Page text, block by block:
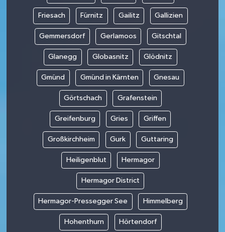
Friesach Fürnitz Gailitz Gallizien
Gemmersdorf Gerlamoos Gitschtal
Glanegg Globasnitz Glödnitz
Gmünd Gmünd in Kärnten Gnesau
Görtschach Grafenstein
Greifenburg Gries Griffen
Großkirchheim Gurk Guttaring
Heiligenblut Hermagor
Hermagor District
Hermagor-Pressegger See Himmelberg
Hohenthurn Hörtendorf